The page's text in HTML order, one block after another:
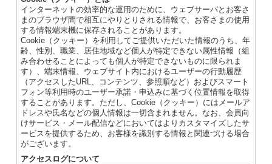
インターネットの効率的な運用のために、ウェブサーバとお客さ
まのブラウザ間で相互にやりとりされる情報で、お客さまの使用
する情報端末機に保存されることがあります。
Cookie（クッキー）を利用してご提供いただいた情報のうち、年
齢、性別、職業、居住地域など個人が特定できない属性情報（組
み合わせることによっても個人が特定できないものに限られま
す）、端末情報、ウェブサイト内におけるユーザーの行動履歴
（アクセスしたURL、コンテンツ、参照順など）およびスマート
フォン等利用時のユーザー承諾・申込みに基づく位置情報を取得
することがあります。ただし、Cookie（クッキー）にはメールア
ドレスや氏名などの個人情報は一切含まれません。なお、会員向
けサービス・メール配信などにおいてはよりカスタマイズしたサ
ービスを提供するため、お客様を識別する情報と関連づける場合
がございます。
アクセスログについて